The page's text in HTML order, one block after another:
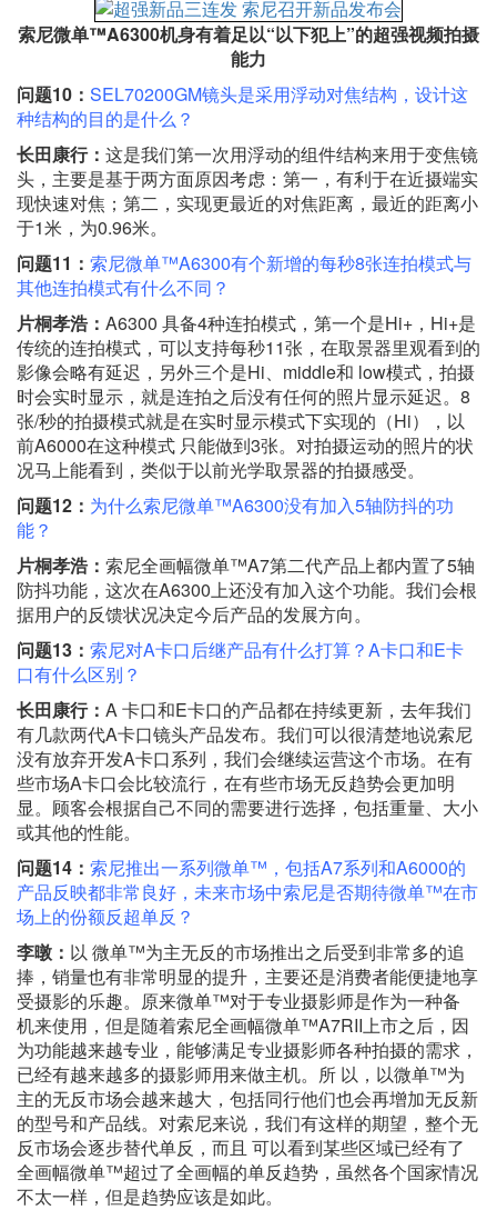
索尼微单™A6300机身有着足以“以下犯上”的超强视频拍摄
能力
问题10： SEL70200GM镜头是采用浮动对焦结构，设计这
种结构的目的是什么？
长田康行： 这是我们第一次用浮动的组件结构来用于变焦镜
头，主要是基于两方面原因考虑：第一，有利于在近摄端实
现快速对焦；第二，实现更最近的对焦距离，最近的距离小
于1米，为0.96米。
问题11： 索尼微单™A6300有个新增的每秒8张连拍模式与
其他连拍模式有什么不同？
片桐孝浩： A6300 具备4种连拍模式，第一个是Hi+，Hi+是
传统的连拍模式，可以支持每秒11张，在取景器里观看到的
影像会略有延迟，另外三个是Hi、middle和 low模式，拍摄
时会实时显示，就是连拍之后没有任何的照片显示延迟。8
张/秒的拍摄模式就是在实时显示模式下实现的（Hi），以
前A6000在这种模式 只能做到3张。对拍摄运动的照片的状
况马上能看到，类似于以前光学取景器的拍摄感受。
问题12： 为什么索尼微单™A6300没有加入5轴防抖的功
能？
片桐孝浩： 索尼全画幅微单™A7第二代产品上都内置了5轴
防抖功能，这次在A6300上还没有加入这个功能。我们会根
据用户的反馈状况决定今后产品的发展方向。
问题13： 索尼对A卡口后继产品有什么打算？A卡口和E卡
口有什么区别？
长田康行： A 卡口和E卡口的产品都在持续更新，去年我们
有几款两代A卡口镜头产品发布。我们可以很清楚地说索尼
没有放弃开发A卡口系列，我们会继续运营这个市场。在有
些市场A卡口会比较流行，在有些市场无反趋势会更加明
显。顾客会根据自己不同的需要进行选择，包括重量、大小
或其他的性能。
问题14： 索尼推出一系列微单™，包括A7系列和A6000的
产品反映都非常良好，未来市场中索尼是否期待微单™在市
场上的份额反超单反？
李暾： 以 微单™为主无反的市场推出之后受到非常多的追
捧，销量也有非常明显的提升，主要还是消费者能便捷地享
受摄影的乐趣。原来微单™对于专业摄影师是作为一种备
机来使用，但是随着索尼全画幅微单™A7RII上市之后，因
为功能越来越专业，能够满足专业摄影师各种拍摄的需求，
已经有越来越多的摄影师用来做主机。所 以，以微单™为
主的无反市场会越来越大，包括同行他们也会再增加无反新
的型号和产品线。对索尼来说，我们有这样的期望，整个无
反市场会逐步替代单反，而且 可以看到某些区域已经有了
全画幅微单™超过了全画幅的单反趋势，虽然各个国家情况
不太一样，但是趋势应该是如此。